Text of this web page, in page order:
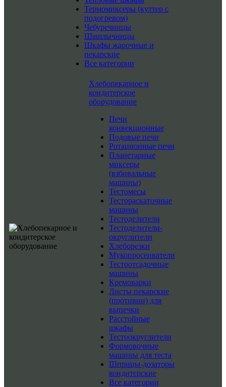
Термомиксеры (куттер с
подогревом)
Чебуречницы
Шашлычницы
Шкафы жарочные и
пекарские
Все категории
Хлебопекарное и
кондитерское
оборудование
Печи
конвекционные
Подовые печи
Ротационные печи
Планетарные
миксеры
(взбивальные
машины)
Тестомесы
Тестораскаточные
машины
Тестоделители
Тестоделители-
округлители
Хлеборезки
Мукопросеиватели
Тестоотсадочные
машины
Кремоварки
Листы пекарские
(противни) для
выпечки
Расстойные
шкафы
Тестоокруглители
Формовочные
машины для теста
Шприцы-дозаторы
кондитерские
Все категории